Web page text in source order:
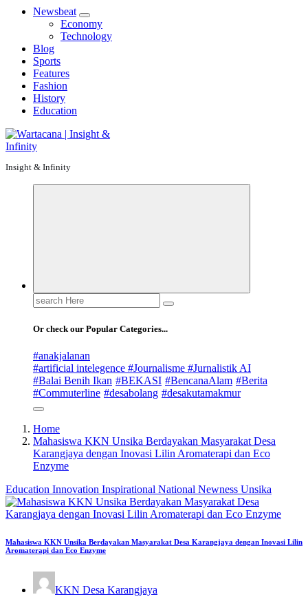
Newsbeat
Economy
Technology
Blog
Sports
Features
Fashion
History
Education
Insight & Infinity
Search
for:
Or check our Popular Categories...
#anakjalanan
#artificial intelegence #Journalisme #Jurnalistik AI
#Balai Benih Ikan #BEKASI #BencanaAlam #Berita
#Commuterline #desabolang #desakutamakmur
Home
Mahasiswa KKN Unsika Berdayakan Masyarakat Desa
Karangjaya dengan Inovasi Lilin Aromaterapi dan Eco
Enzyme
Education Innovation Inspirational National Newness Unsika
Mahasiswa KKN Unsika Berdayakan Masyarakat Desa Karangjaya dengan Inovasi Lilin
Aromaterapi dan Eco Enzyme
KKN Desa Karangjaya